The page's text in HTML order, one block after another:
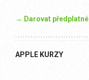
→ Darovat předplatné
APPLE KURZY